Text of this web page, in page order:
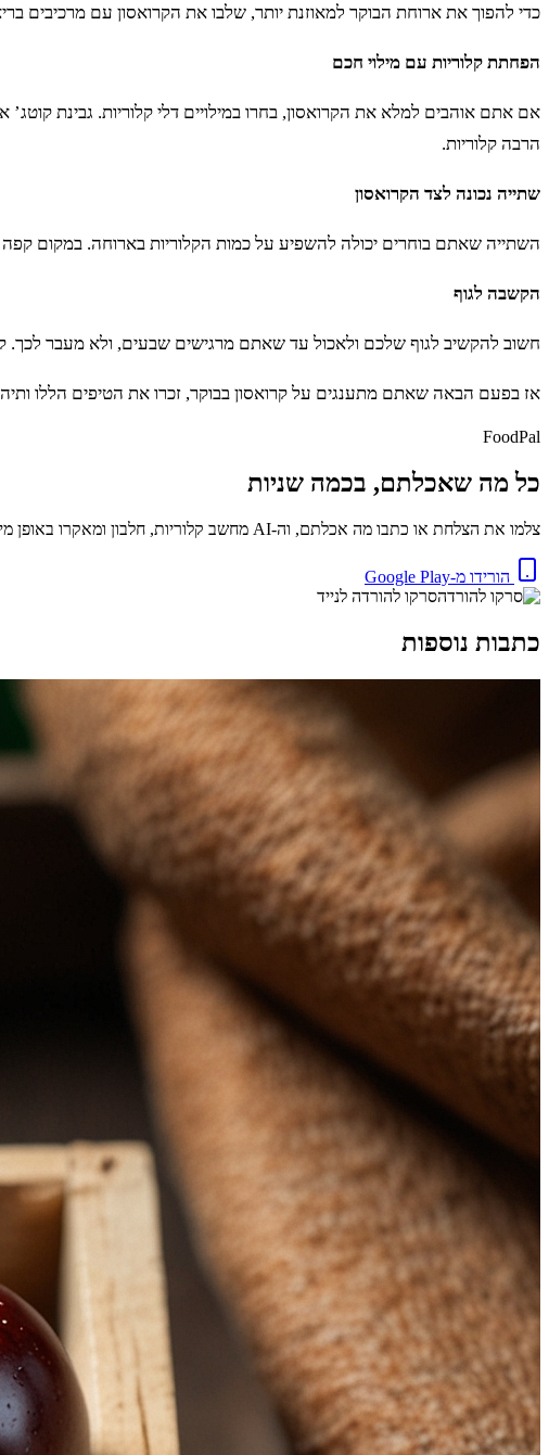
כדי להפוך את ארוחת הבוקר למאוזנת יותר, שלבו את הקרואסון עם מרכיבים
הפחתת קלוריות עם מילוי חכם
אם אתם אוהבים למלא את הקרואסון, בחרו במילויים דלי קלוריות. גבינת
הרבה קלוריות.
שתייה נכונה לצד הקרואסון
השתייה שאתם בוחרים יכולה להשפיע על כמות הקלוריות בארוחה. במקום
הקשבה לגוף
חשוב להקשיב לגוף שלכם ולאכול עד שאתם מרגישים שבעים, ולא מעבר לכך.
אז בפעם הבאה שאתם מתענגים על קרואסון בבוקר, זכרו את הטיפים הללו
FoodPal
כל מה שאכלתם, בכמה שניות
צלמו את הצלחת או כתבו מה אכלתם, וה-AI מחשב קלוריות, חלבון ומאקרו באופן מיידי. בחינם.
הורידו מ-Google Play
סרקו להורדה לנייד
כתבות נוספות